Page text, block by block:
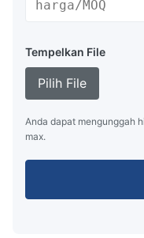
Tempelkan File
Pilih File
Anda dapat mengunggah
max.